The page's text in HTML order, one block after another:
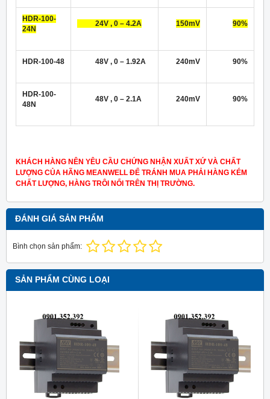
HDR-100-
24N
24V , 0 – 4.2A 150mV 90%
HDR-100-48 48V , 0 – 1.92A 240mV 90%
HDR-100-
48N
48V , 0 – 2.1A 240mV 90%
KHÁCH HÀNG NÊN YÊU CẦU CHỨNG NHẬN XUẤT XỨ VÀ CHẤT
LƯỢNG CỦA HÃNG MEANWELL ĐỂ TRÁNH MUA PHẢI HÀNG KÉM
CHẤT LƯỢNG, HÀNG TRÔI NỔI TRÊN THỊ TRƯỜNG.
ĐÁNH GIÁ SẢN PHẨM
Bình chọn sản phẩm:
SẢN PHẨM CÙNG LOẠI